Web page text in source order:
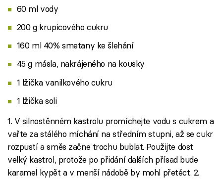
60 ml vody
200 g krupicového cukru
160 ml 40% smetany ke šlehání
45 g másla, nakrájeného na kousky
1 lžička vanilkového cukru
1 lžička soli
1. V silnostěnném kastrolu promíchejte vodu s cukrem a
vařte za stálého míchání na středním stupni, až se cukr
rozpustí a směs začne trochu bublat. Použijte dost
velký kastrol, protože po přidání dalších přísad bude
karamel kypět a v menší nádobě by mohl přetéct. 2.